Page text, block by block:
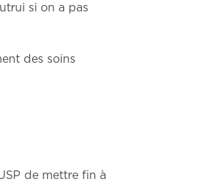
si on a pas
des soins
de mettre fin à